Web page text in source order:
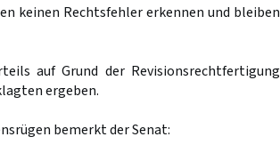
keinen Rechtsfehler erkennen und bleiben
auf Grund der Revisionsrechtfertigung
ergeben.
bemerkt der Senat: